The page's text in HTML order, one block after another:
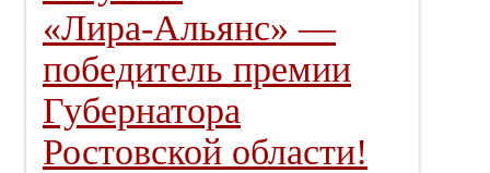
«Лира‑Альянс» —
победитель премии
Губернатора
Ростовской области!